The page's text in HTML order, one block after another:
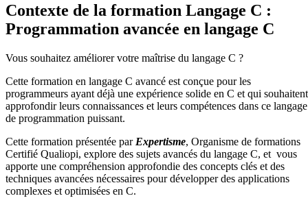
Contexte de la formation Langage C :
Programmation avancée en langage C
Vous souhaitez améliorer votre maîtrise du langage C ?
Cette formation en langage C avancé est conçue pour les
programmeurs ayant déjà une expérience solide en C et qui souhaitent
approfondir leurs connaissances et leurs compétences dans ce langage
de programmation puissant.
Cette formation présentée par Expertisme, Organisme de formations
Certifié Qualiopi, explore des sujets avancés du langage C, et vous
apporte une compréhension approfondie des concepts clés et des
techniques avancées nécessaires pour développer des applications
complexes et optimisées en C.